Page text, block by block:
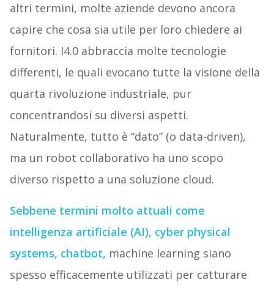
altri termini, molte aziende devono ancora
capire che cosa sia utile per loro chiedere ai
fornitori. I4.0 abbraccia molte tecnologie
differenti, le quali evocano tutte la visione della
quarta rivoluzione industriale, pur
concentrandosi su diversi aspetti.
Naturalmente, tutto è “dato” (o data-driven),
ma un robot collaborativo ha uno scopo
diverso rispetto a una soluzione cloud.
Sebbene termini molto attuali come
intelligenza artificiale (AI), cyber physical
systems, chatbot, machine learning siano
spesso efficacemente utilizzati per catturare